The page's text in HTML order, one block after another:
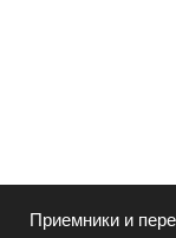
Приемники и